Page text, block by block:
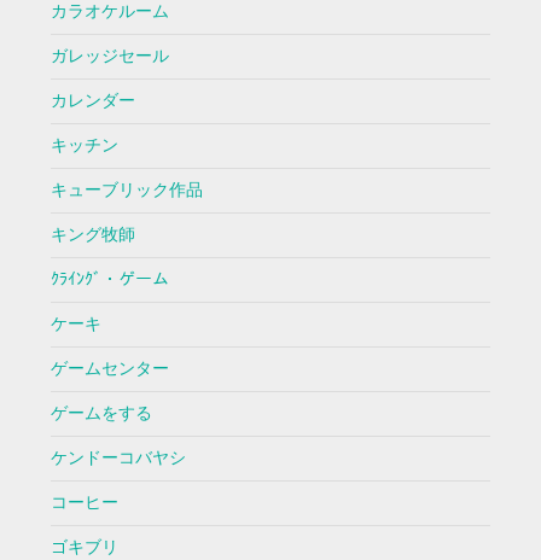
カラオケルーム
ガレッジセール
カレンダー
キッチン
キューブリック作品
キング牧師
ｸﾗｲﾝｸﾞ・ゲーム
ケーキ
ゲームセンター
ゲームをする
ケンドーコバヤシ
コーヒー
ゴキブリ